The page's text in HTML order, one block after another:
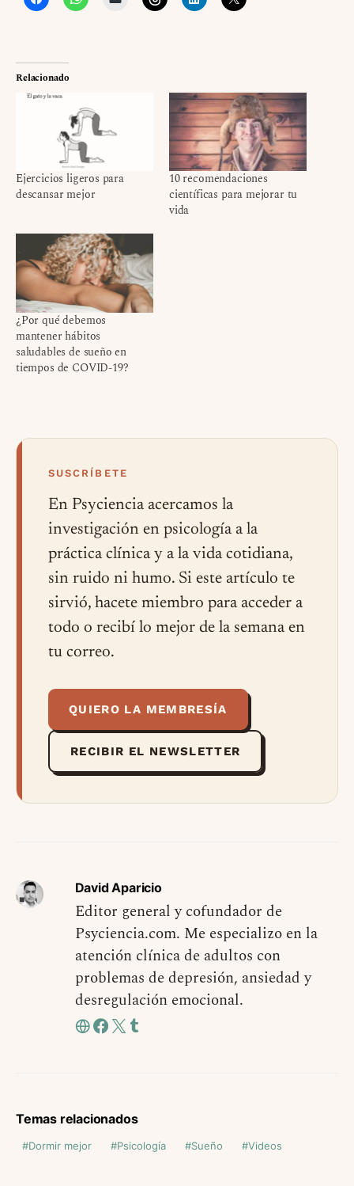
Relacionado
Ejercicios ligeros para
descansar mejor
10 recomendaciones
científicas para mejorar tu
vida
¿Por qué debemos
mantener hábitos
saludables de sueño en
tiempos de COVID-19?
SUSCRÍBETE
En Psyciencia acercamos la
investigación en psicología a la
práctica clínica y a la vida cotidiana,
sin ruido ni humo. Si este artículo te
sirvió, hacete miembro para acceder a
todo o recibí lo mejor de la semana en
tu correo.
QUIERO LA MEMBRESÍA
RECIBIR EL NEWSLETTER
David Aparicio
Editor general y cofundador de
Psyciencia.com. Me especializo en la
atención clínica de adultos con
problemas de depresión, ansiedad y
desregulación emocional.
Temas relacionados
Dormir mejor Psicología Sueño Videos